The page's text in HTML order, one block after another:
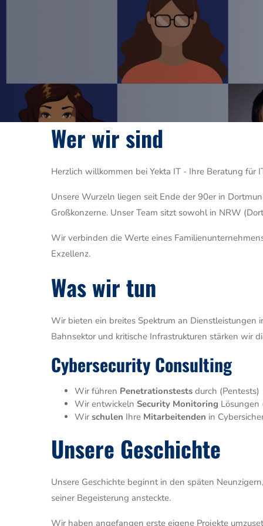
Wer wir sind
Herzlich willkommen bei Yekta IT - Ihre Beratung für
Unsere Wurzeln liegen seit Ende der 90er in
Großkonzerne. Unser Team sitzt sowohl in NRW
Wir verbinden die Werte eines
Exzellenz.
Was wir tun
Wir bieten ein breites Spektrum an Dienstleistungen
Bahnsektor und kritische Infrastrukturen stärken wir
Cybersecurity Consulting
Wir führen Penetrationstests durch (Pentests)
Wir entwickeln Security Monitoring Lösungen
Wir schulen Ihre Mitarbeitenden in
Unsere Geschichte
Unsere Geschichte beginnt in den späten
seiner Begeisterung ansteckte.
Wir haben angefangen erste eigene Projekte